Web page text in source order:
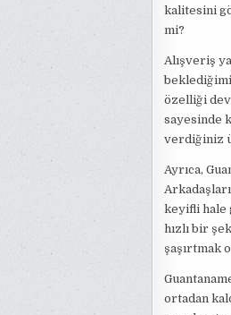
kalitesini
mi?
Alışveriş
özelliği
sayesinde
verdiğiniz
Ayrıca,
keyifli hale
hızlı bir
şaşırtmak
ortadan